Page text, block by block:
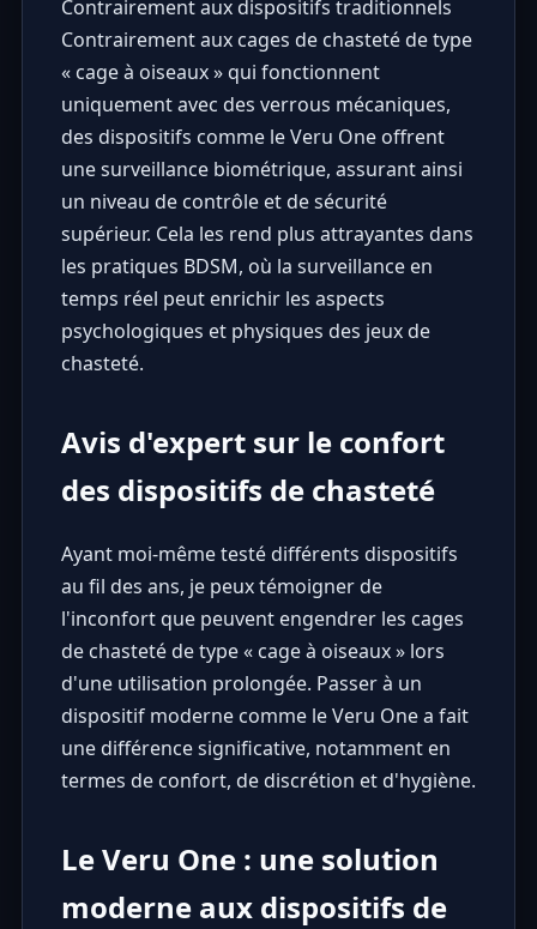
Contrairement aux dispositifs traditionnels
Contrairement aux cages de chasteté de type
« cage à oiseaux » qui fonctionnent
uniquement avec des verrous mécaniques,
des dispositifs comme le Veru One offrent
une surveillance biométrique, assurant ainsi
un niveau de contrôle et de sécurité
supérieur. Cela les rend plus attrayantes dans
les pratiques BDSM, où la surveillance en
temps réel peut enrichir les aspects
psychologiques et physiques des jeux de
chasteté.
Avis d'expert sur le confort
des dispositifs de chasteté
Ayant moi-même testé différents dispositifs
au fil des ans, je peux témoigner de
l'inconfort que peuvent engendrer les cages
de chasteté de type « cage à oiseaux » lors
d'une utilisation prolongée. Passer à un
dispositif moderne comme le Veru One a fait
une différence significative, notamment en
termes de confort, de discrétion et d'hygiène.
Le Veru One : une solution
moderne aux dispositifs de